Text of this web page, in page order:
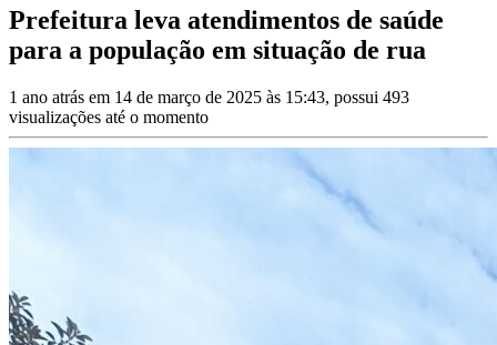
Prefeitura leva atendimentos de saúde
para a população em situação de rua
1 ano atrás em 14 de março de 2025 às 15:43, possui 493
visualizações até o momento